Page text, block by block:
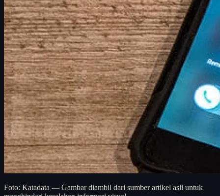
Foto: Katadata — Gambar diambil dari sumber artikel asli untuk